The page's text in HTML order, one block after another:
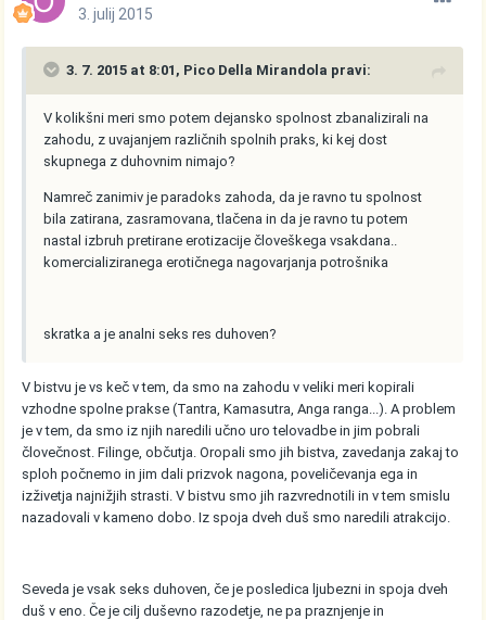
3. julij 2015
3. 7. 2015 at 8:01, Pico Della Mirandola pravi:
V kolikšni meri smo potem dejansko spolnost zbanalizirali na
zahodu, z uvajanjem različnih spolnih praks, ki kej dost
skupnega z duhovnim nimajo?
Namreč zanimiv je paradoks zahoda, da je ravno tu spolnost
bila zatirana, zasramovana, tlačena in da je ravno tu potem
nastal izbruh pretirane erotizacije človeškega vsakdana..
komercializiranega erotičnega nagovarjanja potrošnika
skratka a je analni seks res duhoven?
V bistvu je vs keč v tem, da smo na zahodu v veliki meri kopirali
vzhodne spolne prakse (Tantra, Kamasutra, Anga ranga...). A problem
je v tem, da smo iz njih naredili učno uro telovadbe in jim pobrali
človečnost. Filinge, občutja. Oropali smo jih bistva, zavedanja zakaj to
sploh počnemo in jim dali prizvok nagona, poveličevanja ega in
izživetja najnižjih strasti. V bistvu smo jih razvrednotili in v tem smislu
nazadovali v kameno dobo. Iz spoja dveh duš smo naredili atrakcijo.
Seveda je vsak seks duhoven, če je posledica ljubezni in spoja dveh
duš v eno. Če je cilj duševno razodetje, ne pa praznjenje in